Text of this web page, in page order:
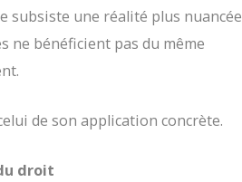
subsiste une réalité plus nuancée
ne bénéficient pas du même
de son application concrète.
droit